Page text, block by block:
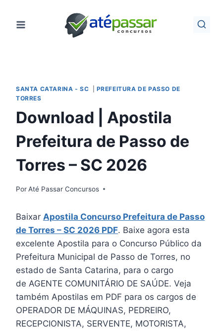
para
SANTA CATARINA - SC
PREFEITURA DE PASSO DE
TORRES
Download | Apostila
Prefeitura de Passo de
Torres – SC 2026
PorAté Passar Concursos
Baixar Apostila Concurso Prefeitura de Passo
de Torres – SC 2026 PDF. Baixe agora esta
excelente Apostila para o Concurso Público da
Prefeitura Municipal de Passo de Torres, no
estado de Santa Catarina, para o cargo
de AGENTE COMUNITÁRIO DE SAÚDE. Veja
também Apostilas em PDF para os cargos de
OPERADOR DE MÁQUINAS, PEDREIRO,
RECEPCIONISTA, SERVENTE, MOTORISTA,